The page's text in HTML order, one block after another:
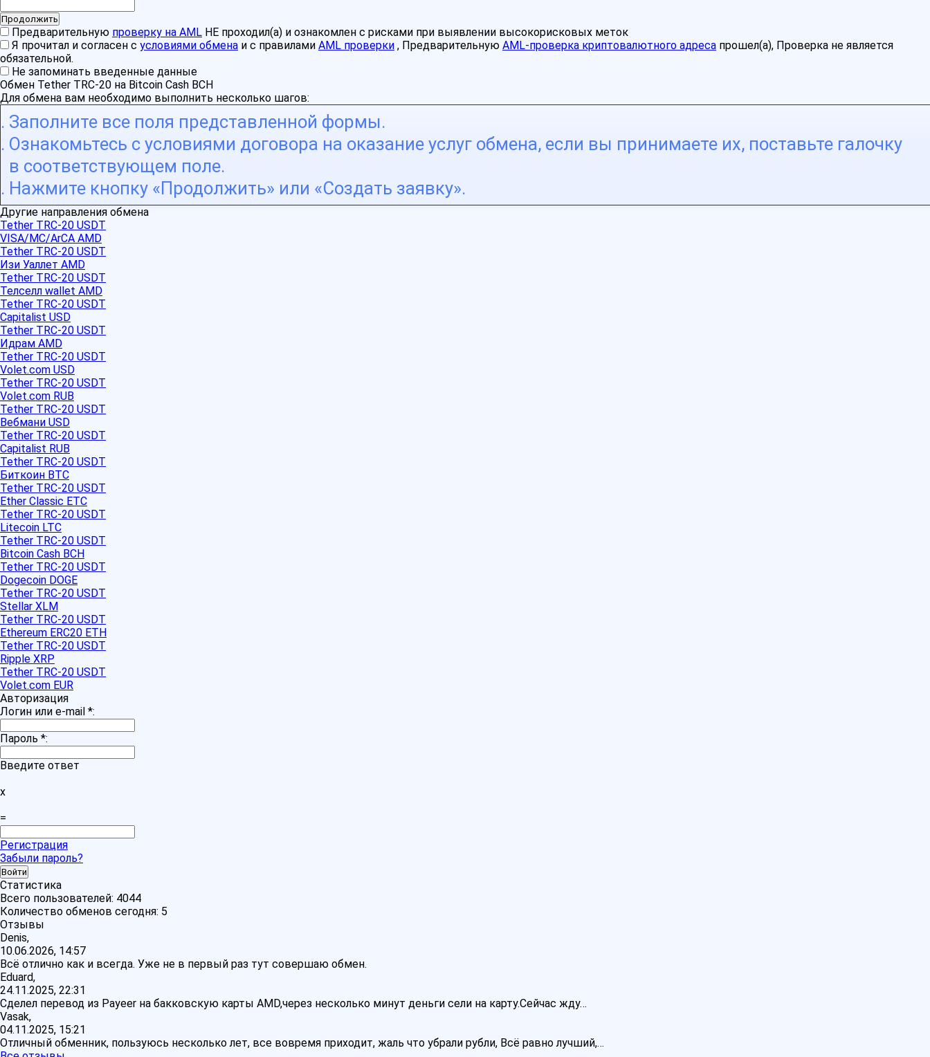
Предварительную проверку на AML НЕ проходил(а) и ознакомлен с рисками при выявлении высокорисковых меток
Я прочитал и согласен с условиями обмена и с правилами AML проверки , Предварительную AML-проверка криптовалютного адреса прошел(а), Проверка не является
обязательной.
Не запоминать введенные данные
Обмен Tether TRC-20 на Bitcoin Cash BCH
Для обмена вам необходимо выполнить несколько шагов:
Заполните все поля представленной формы.
Ознакомьтесь с условиями договора на оказание услуг обмена, если вы принимаете их, поставьте галочку
в соответствующем поле.
Нажмите кнопку «Продолжить» или «Создать заявку».
Другие направления обмена
Tether TRC-20 USDT
VISA/MC/ArCA AMD
Tether TRC-20 USDT
Изи Уаллет AMD
Tether TRC-20 USDT
Телселл wallet AMD
Tether TRC-20 USDT
Capitalist USD
Tether TRC-20 USDT
Идрам AMD
Tether TRC-20 USDT
Volet.com USD
Tether TRC-20 USDT
Volet.com RUB
Tether TRC-20 USDT
Вебмани USD
Tether TRC-20 USDT
Capitalist RUB
Tether TRC-20 USDT
Биткоин BTC
Tether TRC-20 USDT
Ether Classic ETC
Tether TRC-20 USDT
Litecoin LTC
Tether TRC-20 USDT
Bitcoin Cash BCH
Tether TRC-20 USDT
Dogecoin DOGE
Tether TRC-20 USDT
Stellar XLM
Tether TRC-20 USDT
Ethereum ERC20 ETH
Tether TRC-20 USDT
Ripple XRP
Tether TRC-20 USDT
Volet.com EUR
Авторизация
Логин или e-mail *:
Пароль *:
Введите ответ
x
=
Регистрация
Забыли пароль?
Статистика
Всего пользователей: 4044
Количество обменов сегодня: 5
Отзывы
Denis,
10.06.2026, 14:57
Всё отлично как и всегда. Уже не в первый раз тут совершаю обмен.
Eduard,
24.11.2025, 22:31
Сделел перевод из Payeer на бакковскую карты AMD,через несколько минут деньги сели на карту.Сейчас жду…
Vasak,
04.11.2025, 15:21
Отличный обменник, пользуюсь несколько лет, все вовремя приходит, жаль что убрали рубли, Всё равно лучший,…